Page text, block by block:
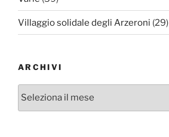
Villaggio solidale degli Arzeroni (29)
ARCHIVI
Archivi